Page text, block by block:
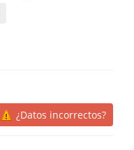
¿Datos incorrectos?